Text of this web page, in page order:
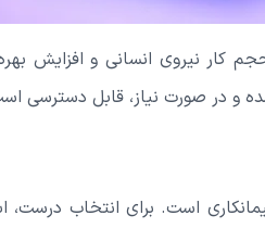
کار نیروی انسانی و افزایش
و در صورت نیاز، قابل دسترسی
است. برای انتخاب